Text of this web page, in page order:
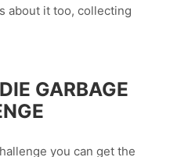
about it too, collecting
GARBAGE
you can get the